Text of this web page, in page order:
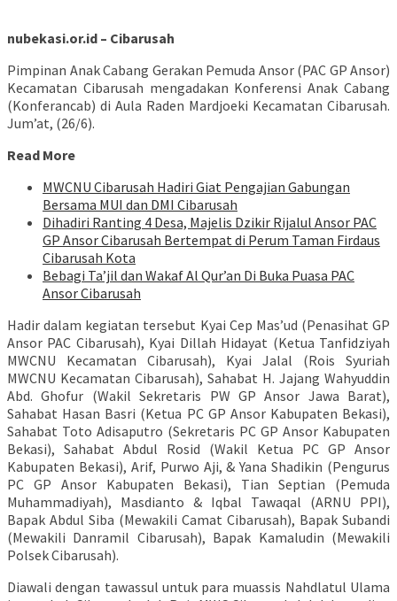
nubekasi.or.id – Cibarusah
Pimpinan Anak Cabang Gerakan Pemuda Ansor (PAC GP Ansor)
Kecamatan Cibarusah mengadakan Konferensi Anak Cabang
(Konferancab) di Aula Raden Mardjoeki Kecamatan Cibarusah.
Jum’at, (26/6).
Read More
MWCNU Cibarusah Hadiri Giat Pengajian Gabungan
Bersama MUI dan DMI Cibarusah
Dihadiri Ranting 4 Desa, Majelis Dzikir Rijalul Ansor PAC
GP Ansor Cibarusah Bertempat di Perum Taman Firdaus
Cibarusah Kota
Bebagi Ta’jil dan Wakaf Al Qur’an Di Buka Puasa PAC
Ansor Cibarusah
Hadir dalam kegiatan tersebut Kyai Cep Mas’ud (Penasihat GP
Ansor PAC Cibarusah), Kyai Dillah Hidayat (Ketua Tanfidziyah
MWCNU Kecamatan Cibarusah), Kyai Jalal (Rois Syuriah
MWCNU Kecamatan Cibarusah), Sahabat H. Jajang Wahyuddin
Abd. Ghofur (Wakil Sekretaris PW GP Ansor Jawa Barat),
Sahabat Hasan Basri (Ketua PC GP Ansor Kabupaten Bekasi),
Sahabat Toto Adisaputro (Sekretaris PC GP Ansor Kabupaten
Bekasi), Sahabat Abdul Rosid (Wakil Ketua PC GP Ansor
Kabupaten Bekasi), Arif, Purwo Aji, & Yana Shadikin (Pengurus
PC GP Ansor Kabupaten Bekasi), Tian Septian (Pemuda
Muhammadiyah), Masdianto & Iqbal Tawaqal (ARNU PPI),
Bapak Abdul Siba (Mewakili Camat Cibarusah), Bapak Subandi
(Mewakili Danramil Cibarusah), Bapak Kamaludin (Mewakili
Polsek Cibarusah).
Diawali dengan tawassul untuk para muassis Nahdlatul Ulama